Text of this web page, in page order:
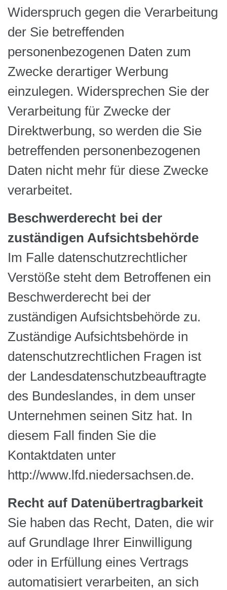
Widerspruch gegen die Verarbeitung
der Sie betreffenden
personenbezogenen Daten zum
Zwecke derartiger Werbung
einzulegen. Widersprechen Sie der
Verarbeitung für Zwecke der
Direktwerbung, so werden die Sie
betreffenden personenbezogenen
Daten nicht mehr für diese Zwecke
verarbeitet.
Beschwerderecht bei der
zuständigen Aufsichtsbehörde
Im Falle datenschutzrechtlicher
Verstöße steht dem Betroffenen ein
Beschwerderecht bei der
zuständigen Aufsichtsbehörde zu.
Zuständige Aufsichtsbehörde in
datenschutzrechtlichen Fragen ist
der Landesdatenschutzbeauftragte
des Bundeslandes, in dem unser
Unternehmen seinen Sitz hat. In
diesem Fall finden Sie die
Kontaktdaten unter
http://www.lfd.niedersachsen.de.
Recht auf Datenübertragbarkeit
Sie haben das Recht, Daten, die wir
auf Grundlage Ihrer Einwilligung
oder in Erfüllung eines Vertrags
automatisiert verarbeiten, an sich